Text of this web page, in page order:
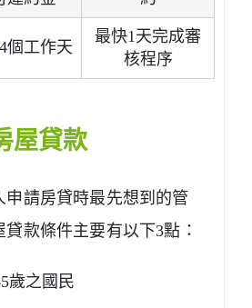
個工作天
最快1天完成審
核程序
屋貸款
申請房貸時最先想到的管
款條件主要有以下3點：
歲之國民